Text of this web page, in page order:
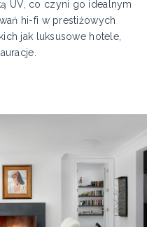
UV, co czyni go idealnym
hi-fi w prestiżowych
jak luksusowe hotele,